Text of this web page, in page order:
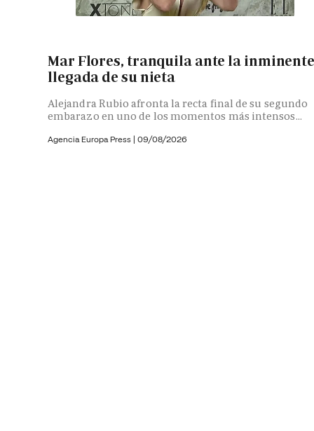
Mar Flores, tranquila ante la
llegada de su nieta
Alejandra Rubio afronta la recta final de su segundo
embarazo en uno de los momentos más intensos...
Agencia Europa Press | 09/08/2026